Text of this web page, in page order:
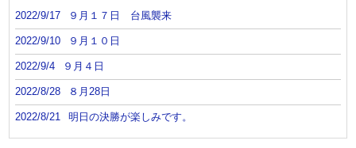
2022/9/17 ９月１７日 台風襲来
2022/9/10 ９月１０日
2022/9/4 ９月４日
2022/8/28 ８月28日
2022/8/21 明日の決勝が楽しみです。